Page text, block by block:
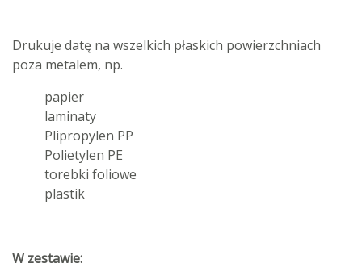
Drukuje datę na wszelkich płaskich powierzchniach
poza metalem, np.
papier
laminaty
Plipropylen PP
Polietylen PE
torebki foliowe
plastik
W zestawie: